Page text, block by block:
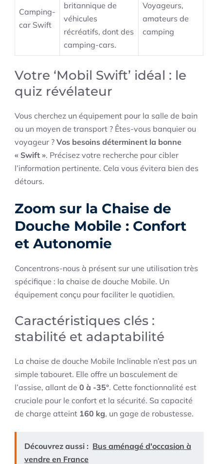
Camping-
car Swift
britannique de
véhicules
récréatifs, dont des
camping-cars.
Voyageurs,
amateurs de
camping
Votre ‘Mobil Swift’ idéal : le
quiz révélateur
Vous cherchez un équipement pour la salle de bain
ou un moyen de transport ? Êtes-vous banquier ou
voyageur ? Vos besoins déterminent la bonne
« Swift ». Précisez votre recherche pour cibler
l’information pertinente. Cela vous évitera bien des
détours.
Zoom sur la Chaise de
Douche Mobile : Confort
et Autonomie
Concentrons-nous à présent sur une utilisation très
spécifique : la chaise de douche Mobile. Un
équipement conçu pour faciliter le quotidien.
Caractéristiques clés :
stabilité et adaptabilité
La chaise de douche Mobile Inclinable n’est pas un
simple tabouret. Elle offre un basculement de
l’assise, allant de 0 à -35°. Cette fonctionnalité est
cruciale pour le confort et la sécurité. Sa capacité
de charge atteint 160 kg, un gage de robustesse.
Découvrez aussi : Bus aménagé d'occasion à
vendre en France